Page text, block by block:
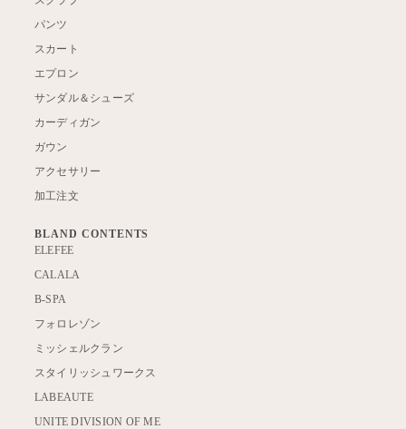
パンツ
スカート
エプロン
サンダル＆シューズ
カーディガン
ガウン
アクセサリー
加工注文
BLAND CONTENTS
ELEFEE
CALALA
B-SPA
フォロレゾン
ミッシェルクラン
スタイリッシュワークス
LABEAUTE
UNITE DIVISION OF ME